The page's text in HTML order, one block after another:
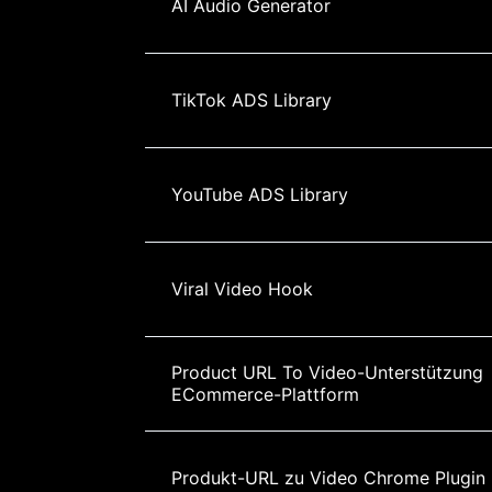
AI Audio Generator
TikTok ADS Library
YouTube ADS Library
Viral Video Hook
Product URL To Video-Unterstützung
ECommerce-Plattform
Produkt-URL zu Video Chrome Plugin